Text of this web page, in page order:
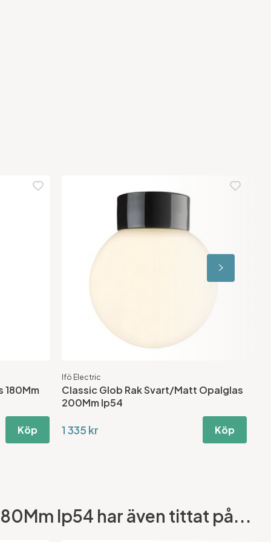
180Mm
Köp
Ifö Electric
Classic Glob Rak Svart/Matt Opalglas
200Mm Ip54
1 335 kr Köp
Ip54 har även tittat på...